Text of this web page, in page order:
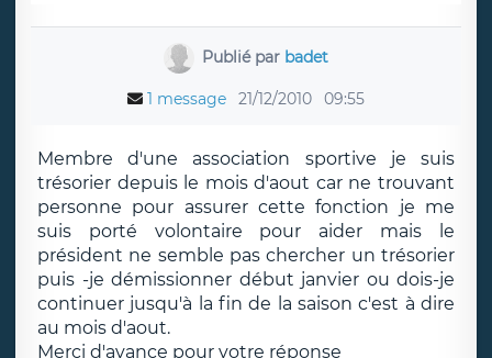
Publié par badet
1 message 21/12/2010 09:55
Membre d'une association sportive je suis
trésorier depuis le mois d'aout car ne trouvant
personne pour assurer cette fonction je me
suis porté volontaire pour aider mais le
président ne semble pas chercher un trésorier
puis -je démissionner début janvier ou dois-je
continuer jusqu'à la fin de la saison c'est à dire
au mois d'aout.
Merci d'avance pour votre réponse